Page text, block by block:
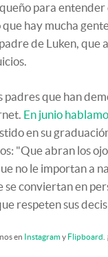
para
hay mucha
de Luken, que
padres que han
En junio
en su
"Que abran los
no le importan a
se conviertan en
respeten sus
en Instagramy Flipboard